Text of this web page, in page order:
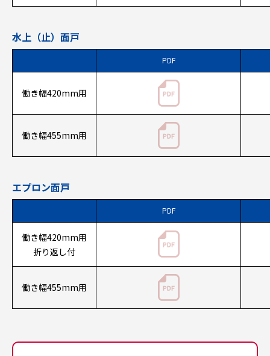
水上（止）面戸
PDF
働き幅420mm用
働き幅455mm用
エプロン面戸
PDF
働き幅420mm用
折り返し付
働き幅455mm用